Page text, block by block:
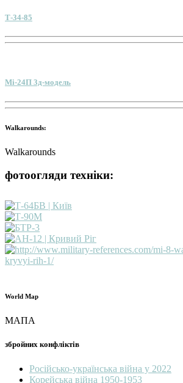
Т-34-85
Мі-24П 3д-модель
Walkarounds:
Walkarounds
фотоогляди техніки:
World Map
МАПА
збройних конфліктів
Російсько-українська війна у 2022
Корейська війна 1950-1953